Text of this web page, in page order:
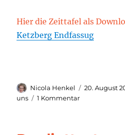
Hier die Zeittafel als
Ketzberg Endfassug
Autor
Nicola Henkel 20. August
uns
1 Kommentarzu